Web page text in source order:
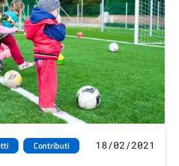
Contributi 18/02/2021